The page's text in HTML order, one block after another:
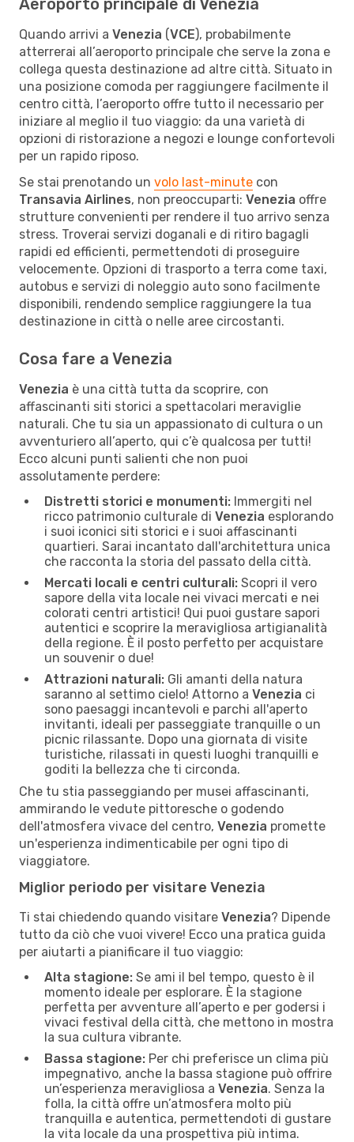
Aeroporto principale di Venezia
Quando arrivi a Venezia (VCE), probabilmente
atterrerai all’aeroporto principale che serve la zona e
collega questa destinazione ad altre città. Situato in
una posizione comoda per raggiungere facilmente il
centro città, l’aeroporto offre tutto il necessario per
iniziare al meglio il tuo viaggio: da una varietà di
opzioni di ristorazione a negozi e lounge confortevoli
per un rapido riposo.
Se stai prenotando un volo last-minute con
Transavia Airlines, non preoccuparti: Venezia offre
strutture convenienti per rendere il tuo arrivo senza
stress. Troverai servizi doganali e di ritiro bagagli
rapidi ed efficienti, permettendoti di proseguire
velocemente. Opzioni di trasporto a terra come taxi,
autobus e servizi di noleggio auto sono facilmente
disponibili, rendendo semplice raggiungere la tua
destinazione in città o nelle aree circostanti.
Cosa fare a Venezia
Venezia è una città tutta da scoprire, con
affascinanti siti storici a spettacolari meraviglie
naturali. Che tu sia un appassionato di cultura o un
avventuriero all’aperto, qui c’è qualcosa per tutti!
Ecco alcuni punti salienti che non puoi
assolutamente perdere:
Distretti storici e monumenti: Immergiti nel
ricco patrimonio culturale di Venezia esplorando
i suoi iconici siti storici e i suoi affascinanti
quartieri. Sarai incantato dall'architettura unica
che racconta la storia del passato della città.
Mercati locali e centri culturali: Scopri il vero
sapore della vita locale nei vivaci mercati e nei
colorati centri artistici! Qui puoi gustare sapori
autentici e scoprire la meravigliosa artigianalità
della regione. È il posto perfetto per acquistare
un souvenir o due!
Attrazioni naturali: Gli amanti della natura
saranno al settimo cielo! Attorno a Venezia ci
sono paesaggi incantevoli e parchi all'aperto
invitanti, ideali per passeggiate tranquille o un
picnic rilassante. Dopo una giornata di visite
turistiche, rilassati in questi luoghi tranquilli e
goditi la bellezza che ti circonda.
Che tu stia passeggiando per musei affascinanti,
ammirando le vedute pittoresche o godendo
dell'atmosfera vivace del centro, Venezia promette
un'esperienza indimenticabile per ogni tipo di
viaggiatore.
Miglior periodo per visitare Venezia
Ti stai chiedendo quando visitare Venezia? Dipende
tutto da ciò che vuoi vivere! Ecco una pratica guida
per aiutarti a pianificare il tuo viaggio:
Alta stagione: Se ami il bel tempo, questo è il
momento ideale per esplorare. È la stagione
perfetta per avventure all’aperto e per godersi i
vivaci festival della città, che mettono in mostra
la sua cultura vibrante.
Bassa stagione: Per chi preferisce un clima più
impegnativo, anche la bassa stagione può offrire
un’esperienza meravigliosa a Venezia. Senza la
folla, la città offre un’atmosfera molto più
tranquilla e autentica, permettendoti di gustare
la vita locale da una prospettiva più intima.